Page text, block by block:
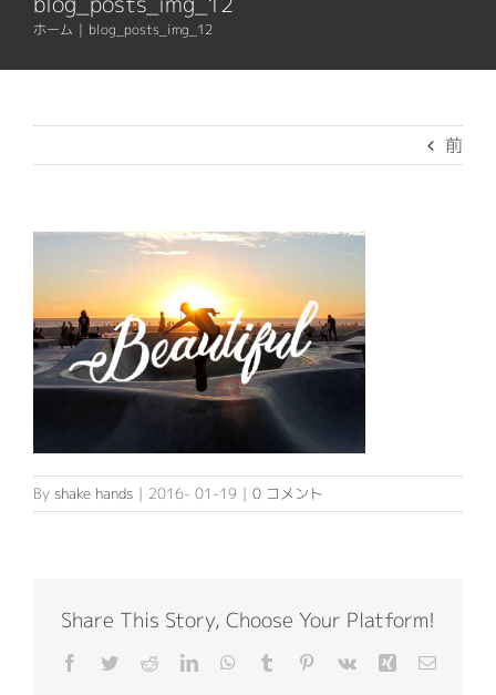
Blog
民泊代行
不動産関連サービス
デザイン・システム開発
代表挨拶
会社概要
Contact
ホーム | blog_posts_img_12
前
By shake hands | 2016- 01-19 | 0 コメント
Share This Story, Choose Your Platform!
Facebook
TwitterRedditLinkedInWhatsApp
Tumblr Pinterest
Vk Xing 電